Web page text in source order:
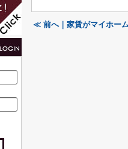
≪ 前へ｜家賃がマイホー